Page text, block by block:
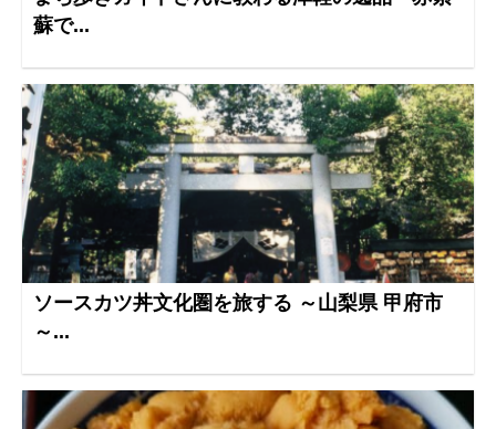
蘇で...
ソースカツ丼文化圏を旅する ～山梨県 甲府市
～...